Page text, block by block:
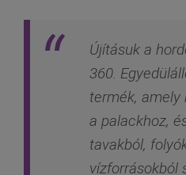
Újításuk a
360.
termék, amely
a palackhoz,
tavakból,
vízforrásokból